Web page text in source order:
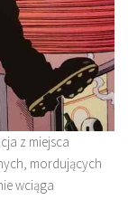
z miejsca
mordujących
wciąga